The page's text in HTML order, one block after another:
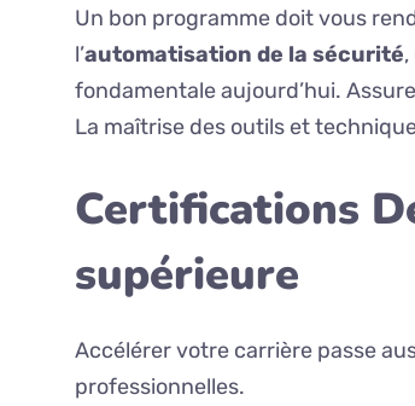
Un bon programme doit vous
l’automatisation de la sécurité
fondamentale aujourd’hui.
La maîtrise des outils et
Certifications
supérieure
Accélérer votre carrière passe
professionnelles.